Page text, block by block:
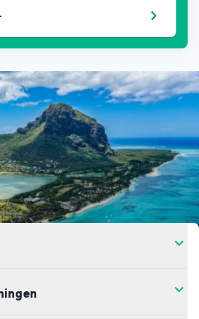
prijs kun je het beste
aanbieder waar je je vakantie